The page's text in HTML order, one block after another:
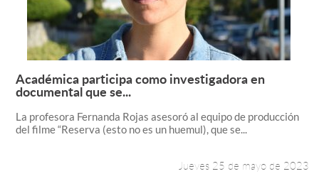
Leer más +
Académica participa como investigadora en
documental que se...
La profesora Fernanda Rojas asesoró al equipo de producción
del filme “Reserva (esto no es un huemul), que se...
Jueves 25 de mayo de 2023